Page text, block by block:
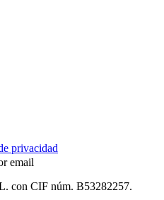
privacidad
email
con CIF núm. B53282257.